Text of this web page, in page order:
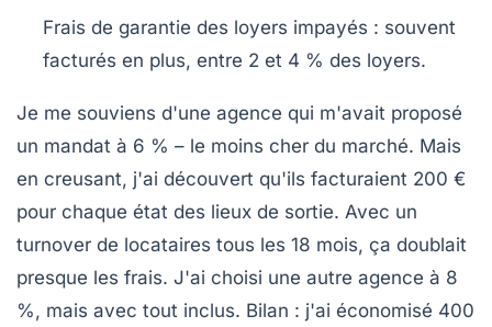
Frais de garantie des loyers impayés : souvent
facturés en plus, entre 2 et 4 % des loyers.
Je me souviens d'une agence qui m'avait proposé
un mandat à 6 % – le moins cher du marché. Mais
en creusant, j'ai découvert qu'ils facturaient 200 €
pour chaque état des lieux de sortie. Avec un
turnover de locataires tous les 18 mois, ça doublait
presque les frais. J'ai choisi une autre agence à 8
%, mais avec tout inclus. Bilan : j'ai économisé 400